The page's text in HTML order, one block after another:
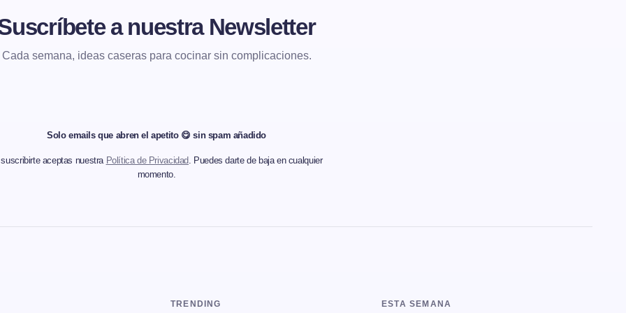
a nuestra Newsletter
Cada semana, ideas caseras para cocinar sin complicaciones.
Solo emails que abren el apetito 😋 sin spam añadido
aceptas nuestra Política de Privacidad. Puedes darte de baja en cualquier
momento.
TRENDING ESTA SEMANA